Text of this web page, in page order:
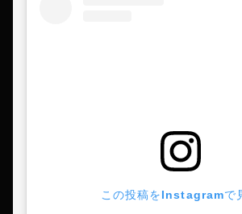
この投稿をInstagramで